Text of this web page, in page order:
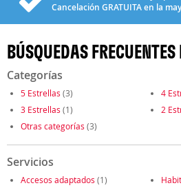
Cancelación GRATUITAen la
BÚSQUEDAS
Categorías
5 Estrellas (3) 4
3 Estrellas (1) 2
Otras categorías (3)
Servicios
Accesos adaptados (1)